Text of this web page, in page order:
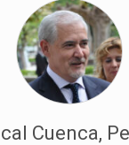
Cuenca,